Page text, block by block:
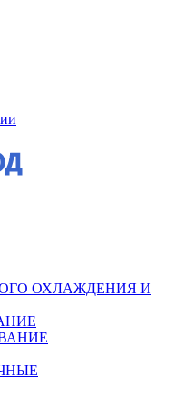
ОХЛАЖДЕНИЯ И